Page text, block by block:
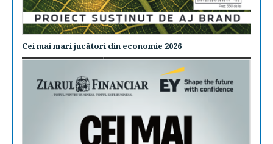
Cei mai mari jucători din economie 2026